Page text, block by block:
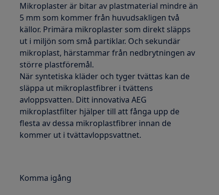
Mikroplaster är bitar av plastmaterial mindre än
5 mm som kommer från huvudsakligen två
källor. Primära mikroplaster som direkt släpps
ut i miljön som små partiklar. Och sekundär
mikroplast, härstammar från nedbrytningen av
större plastföremål.
När syntetiska kläder och tyger tvättas kan de
släppa ut mikroplastfibrer i tvättens
avloppsvatten. Ditt innovativa AEG
mikroplastfilter hjälper till att fånga upp de
flesta av dessa mikroplastfibrer innan de
kommer ut i tvättavloppsvattnet.
Komma igång